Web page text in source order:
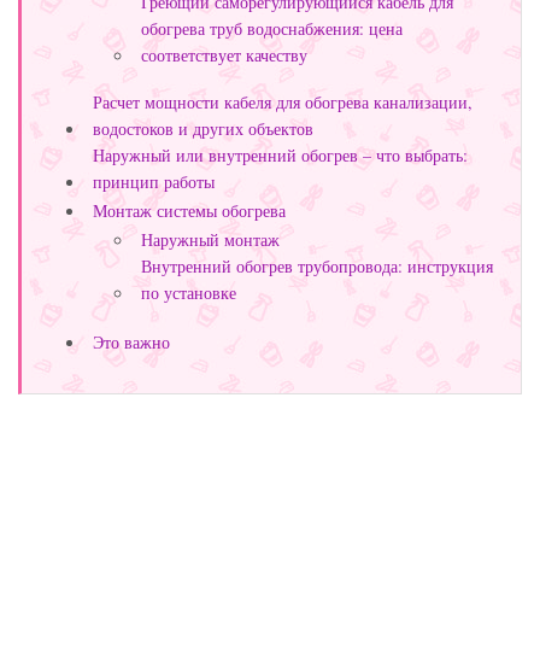
обогрева труб водоснабжения: цена
соответствует качеству
Расчет мощности кабеля для обогрева канализации,
водостоков и других объектов
Наружный или внутренний обогрев – что выбрать:
принцип работы
Монтаж системы обогрева
Наружный монтаж
Внутренний обогрев трубопровода: инструкция
по установке
Это важно